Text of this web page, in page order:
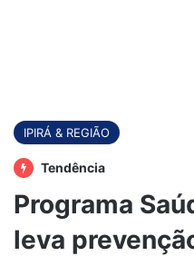
IPIRÁ & REGIÃO
Tendência
Programa
leva